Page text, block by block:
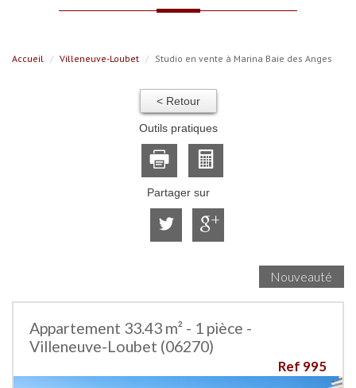
Accueil Villeneuve-Loubet Studio en vente à Marina Baie des Anges
< Retour
Outils pratiques
Partager sur
Nouveauté
Appartement 33.43 m² - 1 pièce -
Villeneuve-Loubet (06270)
Ref 995